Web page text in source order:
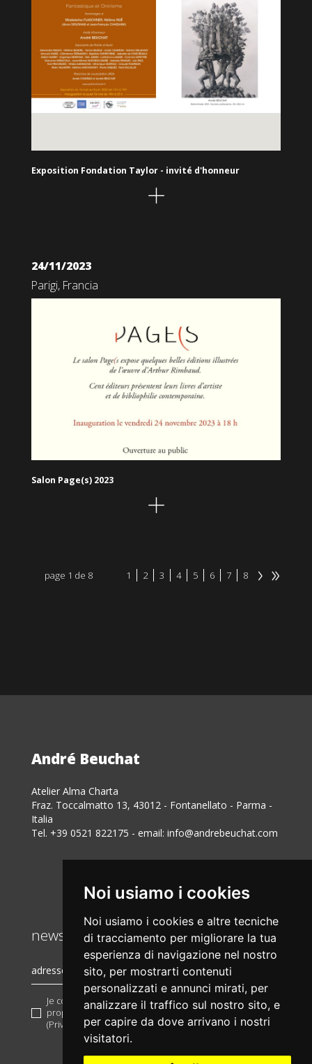
Noi usiamo i cookies
Noi usiamo i cookies e altre tecniche
di tracciamento per migliorare la tua
esperienza di navigazione nel nostro
sito, per mostrarti contenuti
personalizzati e annunci mirati, per
analizzare il traffico sul nostro sito, e
per capire da dove arrivano i nostri
visitatori.
Exposition Fondation Taylor - invité d'honneur
24/11/2023
Parigi, Francia
Salon Page(s) 2023
page 1 de 8 1 2 3 4 5 6 7 8
André Beuchat
Atelier Alma Charta
Fraz. Toccalmatto 13, 43012 - Fontanellato - Parma -
Italia
Tel. +39 0521 822175 - email: info@andrebeuchat.com
newsletter
Je confirme d'avoir lu et d'accepter les conditions
proposéestraitement des informations personnellese la
(Privacy policy)